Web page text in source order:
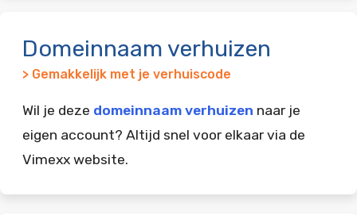
Domeinnaam verhuizen
> Gemakkelijk met je verhuiscode
Wil je deze domeinnaam verhuizen naar je
eigen account? Altijd snel voor elkaar via de
Vimexx website.